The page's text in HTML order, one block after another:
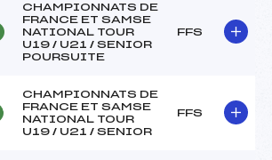
CHAMPIONNATS DE
FRANCE ET SAMSE
NATIONAL TOUR
U19 / U21 / SENIOR
POURSUITE
FFS
CHAMPIONNATS DE
FRANCE ET SAMSE
NATIONAL TOUR
U19 / U21 / SENIOR
FFS